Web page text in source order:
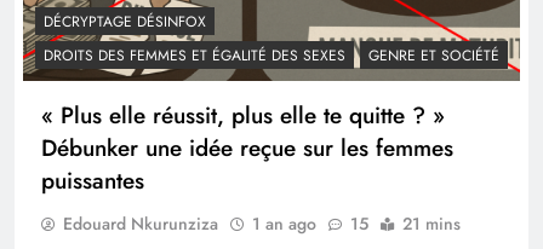
DÉCRYPTAGE DÉSINFOX
DROITS DES FEMMES ET ÉGALITÉ DES SEXES
GENRE ET SOCIÉTÉ
« Plus elle réussit, plus elle te quitte ? »
Débunker une idée reçue sur les femmes
puissantes
Edouard Nkurunziza 1 an ago 15 21 mins